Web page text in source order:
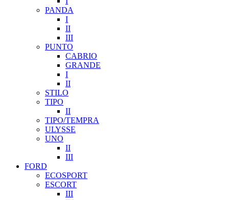
PANDA
I
II
III
PUNTO
CABRIO
GRANDE
I
II
STILO
TIPO
II
TIPO/TEMPRA
ULYSSE
UNO
II
III
FORD
ECOSPORT
ESCORT
III